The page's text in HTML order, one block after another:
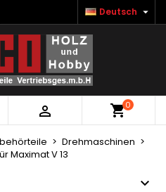
Deutsch 
 0
Drehmaschinen
Maximat V 13
×
×
Wunschliste erstellen
×
um Artikel Ihrer
können.
Abbrechen Anmelden